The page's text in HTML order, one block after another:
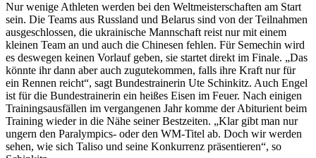
Nur wenige Athleten werden bei den Weltmeisterschaften am Start
sein. Die Teams aus Russland und Belarus sind von der Teilnahmen
ausgeschlossen, die ukrainische Mannschaft reist nur mit einem
kleinen Team an und auch die Chinesen fehlen. Für Semechin wird
es deswegen keinen Vorlauf geben, sie startet direkt im Finale. „Das
könnte ihr dann aber auch zugutekommen, falls ihre Kraft nur für
ein Rennen reicht“, sagt Bundestrainerin Ute Schinkitz. Auch Engel
ist für die Bundestrainerin ein heißes Eisen im Feuer. Nach einigen
Trainingsausfällen im vergangenen Jahr komme der Abiturient beim
Training wieder in die Nähe seiner Bestzeiten. „Klar gibt man nur
ungern den Paralympics- oder den WM-Titel ab. Doch wir werden
sehen, wie sich Taliso und seine Konkurrenz präsentieren“, so